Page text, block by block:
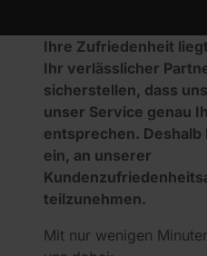
Ihre Zufriedenheit
Ihr verlässlicher
sicherstellen, dass
unser Service genau
entsprechen. Deshalb
ein, an unserer
teilzunehmen.
Mit nur wenigen